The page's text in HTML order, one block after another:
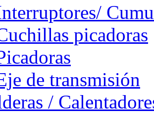
picadoras
de transmisión
/